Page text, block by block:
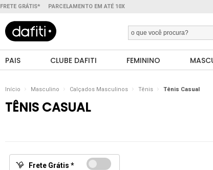
FRETE GRÁTIS* PARCELAMENTO EM ATÉ 10X
PAIS CLUBE DAFITI FEMININO
Início Masculino Calçados Masculinos Tênis Tênis Casual
TÊNIS CASUAL
Frete Grátis *